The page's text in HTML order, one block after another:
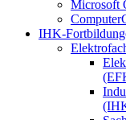
Microsoft
IHK-